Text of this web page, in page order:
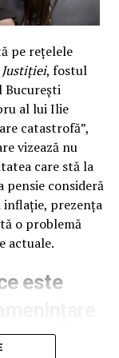
a cătușelor.
de spirit
din Capitală au
Au înțeles
au pregătit
cu
de lei,
o vor uita prea
simțit pe
au oprit la
al treilea
pe rețelele
, fostul
București
al lui Ilie
catastrofă”,
vizează nu
care stă la
pensie consideră
prezența
o problemă
actuale.
este